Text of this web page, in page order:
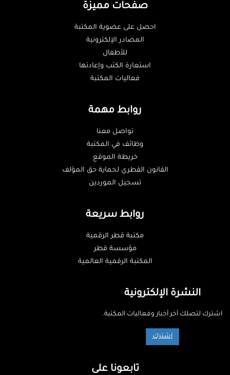
صفحات مميزة
احصل على عضوية المكتبة
المصادر الإلكترونية
للأطفال
استعارة الكتب وإعادتها
فعاليات المكتبة
روابط مهمة
تواصل معنا
وظائف في المكتبة
خريطة الموقع
القانون القطري لحماية حق المؤلف
تسجيل الموردين
روابط سريعة
مكتبة قطر الرقمية
مؤسسة قطر
المكتبة الرقمية العالمية
النشرة الإلكترونية
اشترك لتصلك آخر أخبار وفعاليات المكتبة.
اشترك
تابعونا على